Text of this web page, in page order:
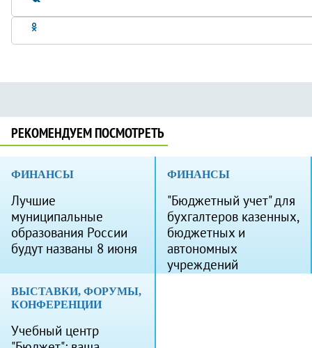
РЕКОМЕНДУЕМ ПОСМОТРЕТЬ
ФИНАНСЫ
Лучшие
муниципальные
образования России
будут названы 8 июня
ФИНАНСЫ
"Бюджетный учет" для
бухгалтеров казенных,
бюджетных и
автономных
учреждений
ВЫСТАВКИ, ФОРУМЫ,
КОНФЕРЕНЦИИ
Учебный центр